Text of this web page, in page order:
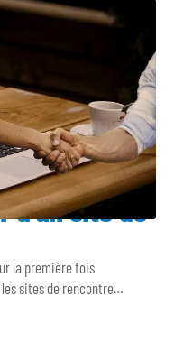
d’un site de
la première fois
sites de rencontre…